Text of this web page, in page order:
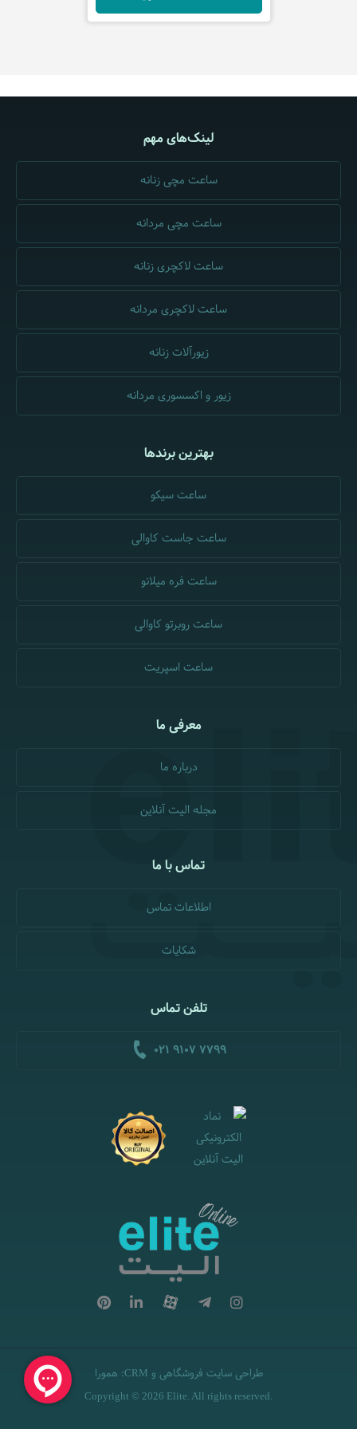
لینک‌های مهم
ساعت مچی زنانه
ساعت مچی مردانه
ساعت لاکچری زنانه
ساعت لاکچری مردانه
زیورآلات زنانه
زیور و اکسسوری مردانه
بهترین برندها
ساعت سیکو
ساعت جاست کاوالی
ساعت فره میلانو
ساعت روبرتو کاوالی
ساعت اسپریت
معرفی ما
درباره ما
مجله الیت آنلاین
تماس با ما
اطلاعات تماس
شکایات
تلفن تماس
021 9107 7799
طراحی سایت فروشگاهی و CRM
: همورا
Copyright © 2026 Elite. All rights reserved.